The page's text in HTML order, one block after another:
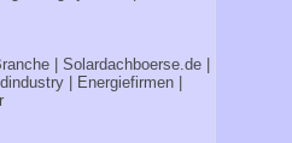
| Solardachboerse.de |
| Energiefirmen |